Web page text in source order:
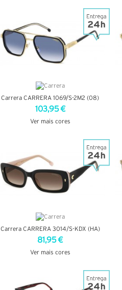
Carrera CARRERA 1069/S-2M2 (08)
103,95 €
Ver mais cores
Carrera CARRERA 3014/S-KDX (HA)
81,95 €
Ver mais cores